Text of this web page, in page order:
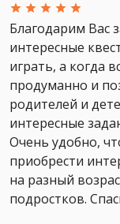
Благодарим Вас
интересные
играть, а когда
продуманно и
родителей и
интересные
Очень удобно,
приобрести
на разный
подростков.